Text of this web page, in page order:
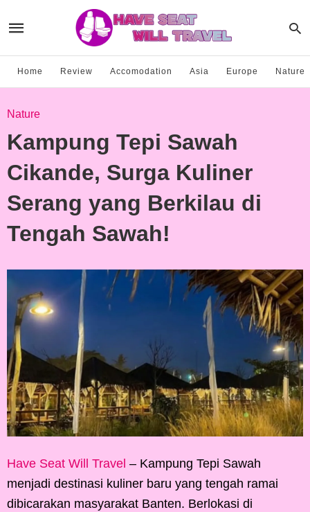
Home Review Accomodation Asia Europe Nature
Nature
Kampung Tepi Sawah
Cikande, Surga Kuliner
Serang yang Berkilau di
Tengah Sawah!
Have Seat Will Travel – Kampung Tepi Sawah
menjadi destinasi kuliner baru yang tengah ramai
dibicarakan masyarakat Banten. Berlokasi di